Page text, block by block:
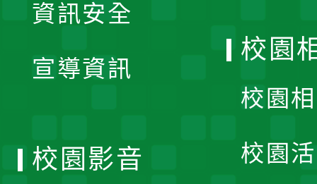
資訊安全
宣導資訊
校園
校園
校園
校園影音